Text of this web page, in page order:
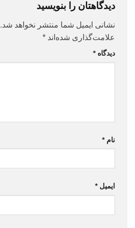
دیدگاهتان را بنویسید
نشانی ایمیل شما منتشر نخواهد شد.
علامت‌گذاری شده‌اند *
دیدگاه*
نام*
ایمیل*